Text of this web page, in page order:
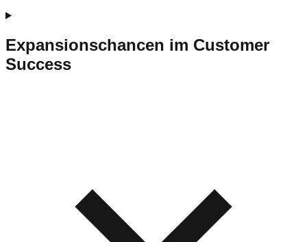
Expansionschancen im Customer
Success